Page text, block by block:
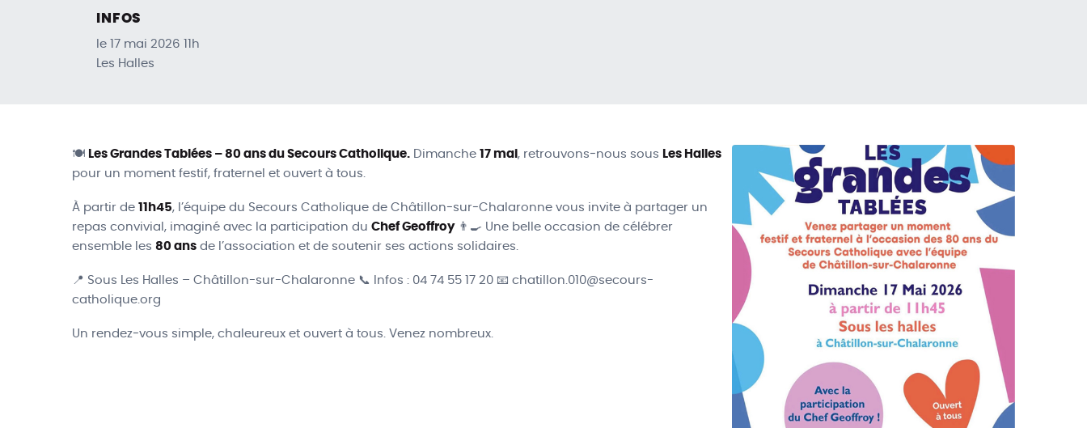
INFOS
le 17 mai 2026 11h
Les Halles
🍽️ Les Grandes Tablées – 80 ans du Secours Catholique. Dimanche17 mai, retrouvons‑nous sous Les Halles
pour un moment festif, fraternel et ouvert à tous.
À partir de11h45, l’équipe du Secours Catholique de Châtillon‑sur‑Chalaronne vous invite à partager un
repas convivial, imaginé avec la participation duChef Geoffroy👨‍🍳 Une belle occasion de célébrer
ensemble les80 ans de l’association et de soutenir ses actions solidaires.
📍 Sous Les Halles – Châtillon-sur-Chalaronne 📞 Infos : 04 74 55 17 20 📧 chatillon.010@secours-
catholique.org
Un rendez‑vous simple, chaleureux et ouvert à tous. Venez nombreux.